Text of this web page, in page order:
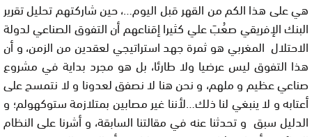
هي على هذا الكم من القهر قبل اليوم…، حين شاركتهم تحليل تقرير
البنك الإفريقي صعُبَ علي كثيرا إقناعهم أن التفوق الصناعي لدولة
الاحتلال المغربي هو ثمرة جهد استراتيجي لعقدين من الزمن، و أن
هذا التفوق ليس عرضيا ولا طارئا، بل هو مجرد بداية في مشروع
صناعي عظيم و ملهم، و نحن هنا لا نصفق لعدونا و لا نتمسح على
أعتابه و لا ينبغي لنا ذلك…لأننا غير مصابين بمتلازمة ستوكهولم؛ و
الدليل سبق و تحدثنا عنه في مقالتنا السابقة، و أشرنا على النظام